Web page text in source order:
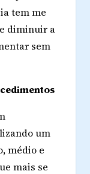
tem me
diminuir a
sem
um
médio e
mais se